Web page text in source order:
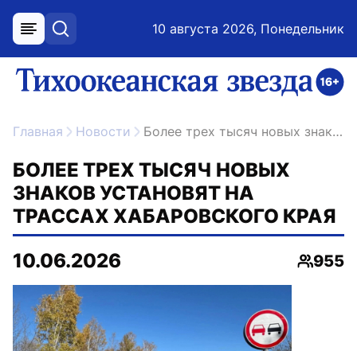
меню поиск 10 августа 2026, Понедельник
ссылка на главную
Главная Новости Более трех тысяч новых знаков установят на трассах Хабаровского края
БОЛЕЕ ТРЕХ ТЫСЯЧ НОВЫХ
ЗНАКОВ УСТАНОВЯТ НА
ТРАССАХ ХАБАРОВСКОГО КРАЯ
10.06.2026
955